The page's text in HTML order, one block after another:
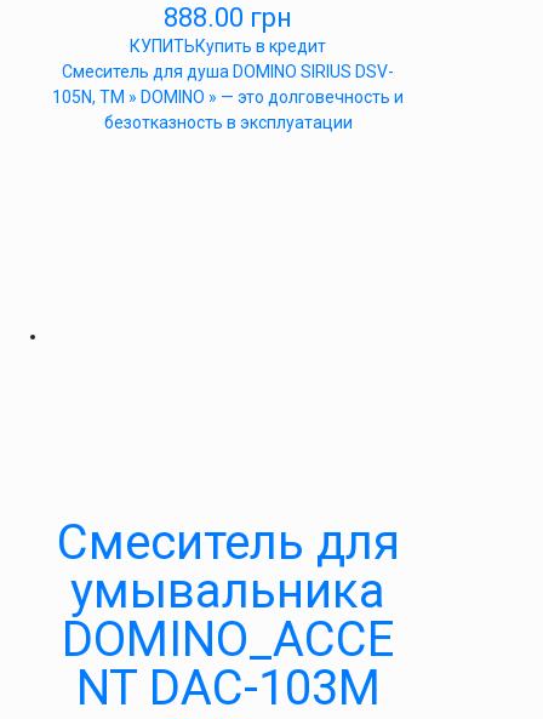
888.00 грн
КУПИТЬКупить в кредит
Cмеситель для душа DOMINO SIRIUS DSV-
105N, ТМ » DOMINO » — это долговечность и
безотказность в эксплуатации
Cмеситель для
умывальника
DOMINO_ACCE
NT DAC-103M